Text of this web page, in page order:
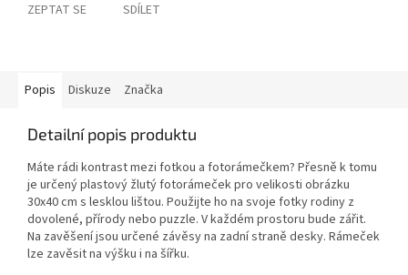
ZEPTAT SE SDÍLET
Popis Diskuze Značka
Detailní popis produktu
Máte rádi kontrast mezi fotkou a fotorámečkem? Přesně k tomu
je určený plastový žlutý fotorámeček pro velikosti obrázku
30x40 cm s lesklou lištou. Použijte ho na svoje fotky rodiny z
dovolené, přírody nebo puzzle. V každém prostoru bude zářit.
Na zavěšení jsou určené závěsy na zadní straně desky. Rámeček
lze zavěsit na výšku i na šířku.